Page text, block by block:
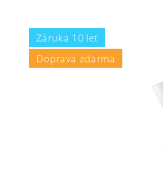
Záruka 10 let
Doprava zdarma